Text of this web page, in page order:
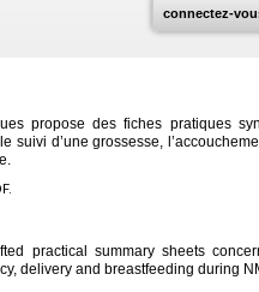
connectez-
propose des fiches pratiques
d’une grossesse,
practical summary sheets
delivery and breastfeeding during